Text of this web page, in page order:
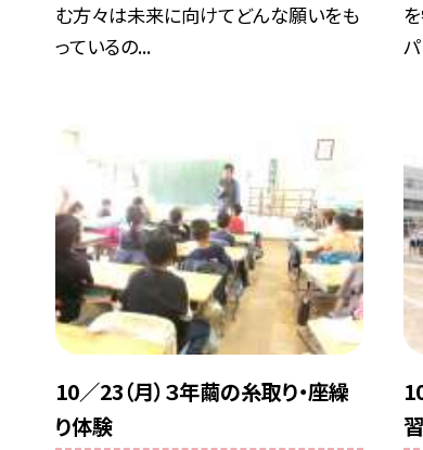
む方々は未来に向けてどんな願いをも
っているの...
10／23（月）３年繭の糸取り・座繰
り体験